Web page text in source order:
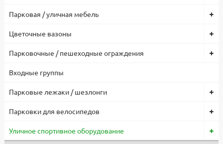
Парковая / уличная мебель
Цветочные вазоны
Парковочные / пешеходные ограждения
Входные группы
Парковые лежаки / шезлонги
Парковки для велосипедов
Уличное спортивное оборудование